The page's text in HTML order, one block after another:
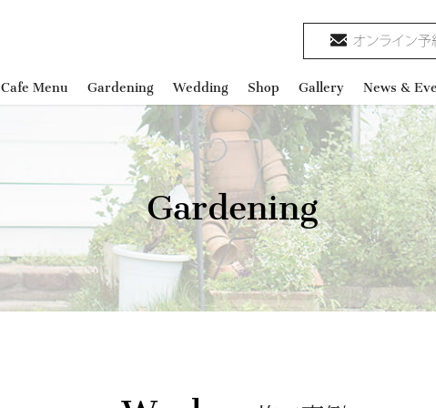
Cafe Menu Gardening Wedding Shop Gallery News &
Gardening